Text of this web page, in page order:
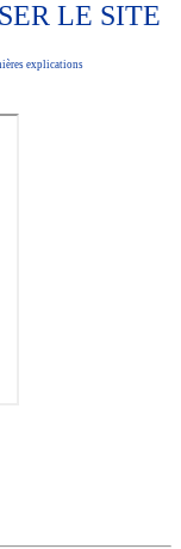
LE SITE
explications